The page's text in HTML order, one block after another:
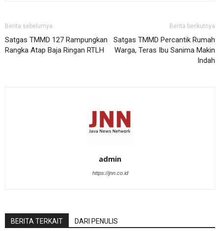
Berita sebelumya
Satgas TMMD 127 Rampungkan
Rangka Atap Baja Ringan RTLH
Berita berikutnya
Satgas TMMD Percantik Rumah
Warga, Teras Ibu Sanima Makin
Indah
admin
https://jnn.co.id
BERITA TERKAIT DARI PENULIS